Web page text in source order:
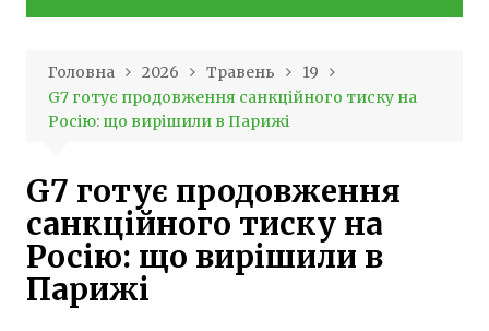
Головна 2026 Травень
19
G7 готує продовження санкційного тиску на
Росію: що вирішили в Парижі
G7 готує продовження
санкційного тиску на
Росію: що вирішили в
Парижі